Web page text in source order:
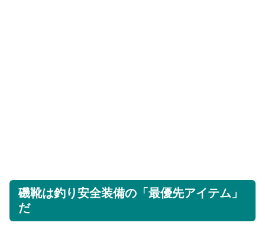
磯靴は釣り安全装備の「最優先アイテム」
だ